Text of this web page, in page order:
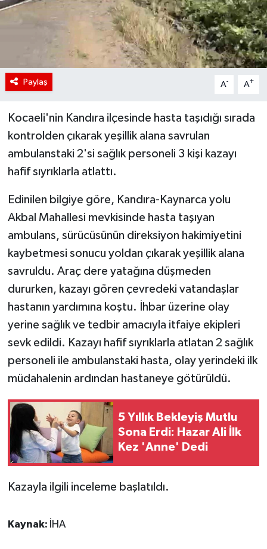
Paylaş A- A+
Kocaeli'nin Kandıra ilçesinde hasta taşıdığı sırada
kontrolden çıkarak yeşillik alana savrulan
ambulanstaki 2'si sağlık personeli 3 kişi kazayı
hafif sıyrıklarla atlattı.
Edinilen bilgiye göre, Kandıra-Kaynarca yolu
Akbal Mahallesi mevkisinde hasta taşıyan
ambulans, sürücüsünün direksiyon hakimiyetini
kaybetmesi sonucu yoldan çıkarak yeşillik alana
savruldu. Araç dere yatağına düşmeden
dururken, kazayı gören çevredeki vatandaşlar
hastanın yardımına koştu. İhbar üzerine olay
yerine sağlık ve tedbir amacıyla itfaiye ekipleri
sevk edildi. Kazayı hafif sıyrıklarla atlatan 2 sağlık
personeli ile ambulanstaki hasta, olay yerindeki ilk
müdahalenin ardından hastaneye götürüldü.
5 Yıllık Bekleyiş Mutlu
Sona Erdi: Hazar Ali İlk
Kez 'Anne' Dedi
Kazayla ilgili inceleme başlatıldı.
Kaynak: İHA